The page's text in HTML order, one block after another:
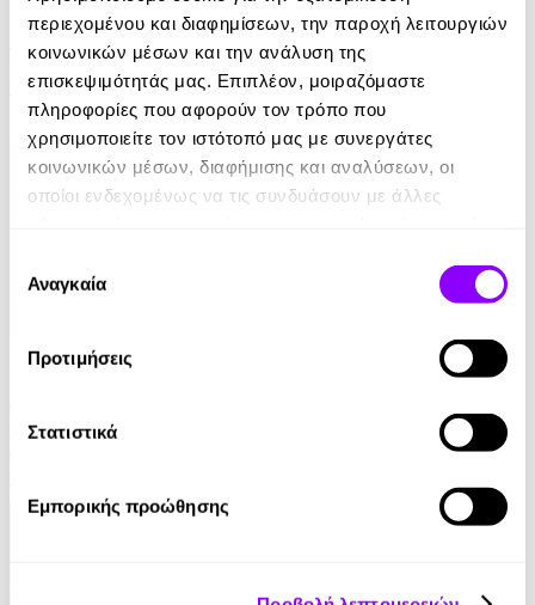
περιεχομένου και διαφημίσεων, την παροχή λειτουργιών
κοινωνικών μέσων και την ανάλυση της
επισκεψιμότητάς μας. Επιπλέον, μοιραζόμαστε
πληροφορίες που αφορούν τον τρόπο που
χρησιμοποιείτε τον ιστότοπό μας με συνεργάτες
κοινωνικών μέσων, διαφήμισης και αναλύσεων, οι
οποίοι ενδεχομένως να τις συνδυάσουν με άλλες
των υπηρεσιών τους.
συγκατάθεσης
Αναγκαία
Προτιμήσεις
Στατιστικά
Εμπορικής προώθησης
Ελέφαντας
Ρέιμοντ Κάρβερ
7.99€
Audiobook • 1 Credit
Yael Van Der Wouden